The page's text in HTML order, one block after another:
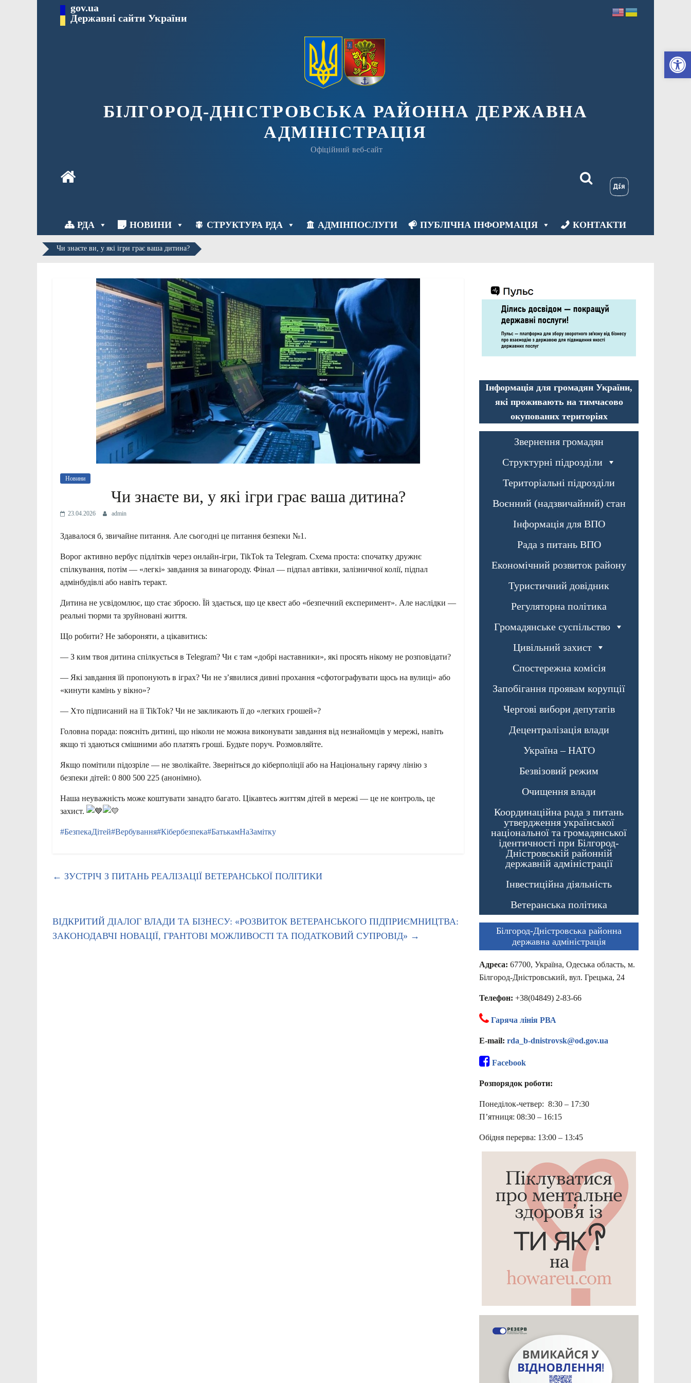
gov.ua
Державні сайти України
БІЛГОРОД-ДНІСТРОВСЬКА РАЙОННА ДЕРЖАВНА
АДМІНІСТРАЦІЯ
Офіційний веб-сайт
РДА НОВИНИ СТРУКТУРА РДА АДМІНПОСЛУГИ ПУБЛІЧНА ІНФОРМАЦІЯ КОНТАКТИ
Чи знаєте ви, у які ігри грає ваша дитина?
Новини
Чи знаєте ви, у які ігри грає ваша дитина?
23.04.2026 admin
Здавалося б, звичайне питання. Але сьогодні це питання безпеки №1.
Ворог активно вербує підлітків через онлайн-ігри, TikTok та Telegram. Схема проста: спочатку дружнє
спілкування, потім — «легкі» завдання за винагороду. Фінал — підпал автівки, залізничної колії, підпал
адмінбудівлі або навіть теракт.
Дитина не усвідомлює, що стає зброєю. Їй здається, що це квест або «безпечний експеримент». Але наслідки —
реальні тюрми та зруйновані життя.
Що робити? Не забороняти, а цікавитись:
— З ким твоя дитина спілкується в Telegram? Чи є там «добрі наставники», які просять нікому не розповідати?
— Які завдання їй пропонують в іграх? Чи не з’явилися дивні прохання «сфотографувати щось на вулиці» або
«кинути камінь у вікно»?
— Хто підписаний на її TikTok? Чи не закликають її до «легких грошей»?
Головна порада: поясніть дитині, що ніколи не можна виконувати завдання від незнайомців у мережі, навіть
якщо ті здаються смішними або платять гроші. Будьте поруч. Розмовляйте.
Якщо помітили підозріле — не зволікайте. Зверніться до кіберполіції або на Національну гарячу лінію з
безпеки дітей: 0 800 500 225 (анонімно).
Наша неуважність може коштувати занадто багато. Цікавтесь життям дітей в мережі — це не контроль, це
захист.
#БезпекаДітей#Вербування#Кібербезпека#БатькамНаЗамітку
← ЗУСТРІЧ З ПИТАНЬ РЕАЛІЗАЦІЇ ВЕТЕРАНСЬКОЇ ПОЛІТИКИ
ВІДКРИТИЙ ДІАЛОГ ВЛАДИ ТА БІЗНЕСУ: «РОЗВИТОК ВЕТЕРАНСЬКОГО ПІДПРИЄМНИЦТВА:
ЗАКОНОДАВЧІ НОВАЦІЇ, ГРАНТОВІ МОЖЛИВОСТІ ТА ПОДАТКОВИЙ СУПРОВІД» →
Інформація для громадян України,
які проживають на тимчасово
окупованих територіях
Звернення громадян
Структурні підрозділи
Територіальні підрозділи
Воєнний (надзвичайний) стан
Інформація для ВПО
Рада з питань ВПО
Економічний розвиток району
Туристичний довідник
Регуляторна політика
Громадянське суспільство
Цивільний захист
Спостережна комісія
Запобігання проявам корупції
Чергові вибори депутатів
Децентралізація влади
Україна – НАТО
Безвізовий режим
Очищення влади
Координаційна рада з питань
утвердження української
національної та громадянської
ідентичності при Білгород-
Дністровській районній
державній адміністрації
Інвестиційна діяльність
Ветеранська політика
Білгород-Дністровська районна
державна адміністрація
Адреса: 67700, Україна, Одеська область, м.
Білгород-Дністровський, вул. Грецька, 24
Телефон: +38(04849) 2-83-66
Гаряча лінія РВА
E-mail: rda_b-dnistrovsk@od.gov.ua
Facebook
Розпорядок роботи:
Понеділок-четвер: 8:30 – 17:30
П’ятниця: 08:30 – 16:15
Обідня перерва: 13:00 – 13:45